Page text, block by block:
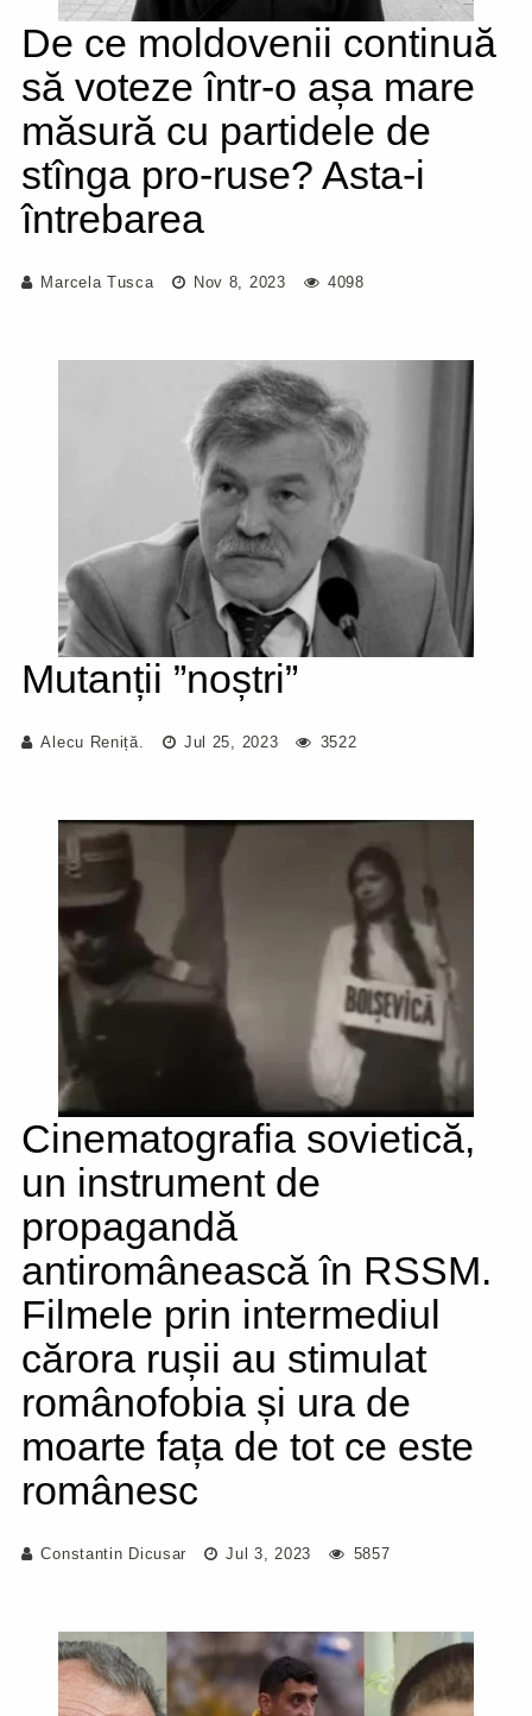
De ce moldovenii continuă
să voteze într-o așa mare
măsură cu partidele de
stînga pro-ruse? Asta-i
întrebarea
Marcela Tusca Nov 8, 2023 4098
Mutanții ”noștri”
Alecu Reniță. Jul 25, 2023 3522
Cinematografia sovietică,
un instrument de
propagandă
antiromânească în RSSM.
Filmele prin intermediul
cărora rușii au stimulat
românofobia și ura de
moarte fața de tot ce este
românesc
Constantin Dicusar Jul 3, 2023 5857